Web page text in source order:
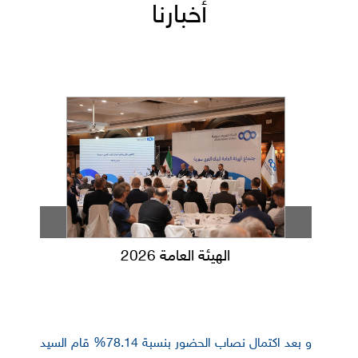
أخبارنا
الهيئة العامة 2026
و بعد اكتمال نصاب الحضور بنسبة 78.14% قام السيد